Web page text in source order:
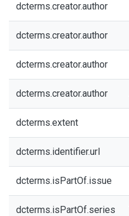
dcterms.creator.author
dcterms.creator.author
dcterms.creator.author
dcterms.creator.author
dcterms.extent
dcterms.identifier.url
dcterms.isPartOf.issue
dcterms.isPartOf.series